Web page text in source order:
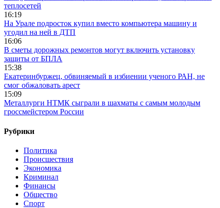
теплосетей
16:19
На Урале подросток купил вместо компьютера машину и
угодил на ней в ДТП
16:06
В сметы дорожных ремонтов могут включить установку
защиты от БПЛА
15:38
Екатеринбуржец, обвиняемый в избиении ученого РАН, не
смог обжаловать арест
15:09
Металлурги НТМК сыграли в шахматы с самым молодым
гроссмейстером России
Рубрики
Политика
Происшествия
Экономика
Криминал
Финансы
Общество
Спорт